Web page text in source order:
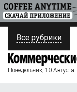
ПОЛИТИКА
ФИНАНСЫ
Все рубрики
Понедельник, 10 Августа